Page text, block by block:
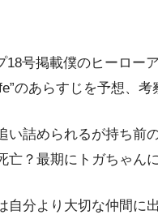
18号掲載僕のヒーロー
のあらすじを予想、
い詰められるが持ち前
亡？最期にトガちゃん
自分より大切な仲間に